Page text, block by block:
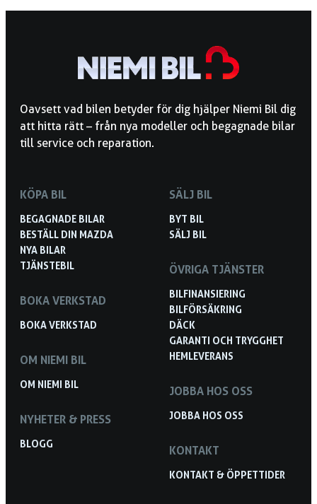
Oavsett vad bilen betyder för dig hjälper Niemi Bil dig
att hitta rätt – från nya modeller och begagnade bilar
till service och reparation.
KÖPA BIL
BEGAGNADE BILAR
BESTÄLL DIN MAZDA
NYA BILAR
TJÄNSTEBIL
BOKA VERKSTAD
BOKA VERKSTAD
OM NIEMI BIL
OM NIEMI BIL
NYHETER & PRESS
BLOGG
SÄLJ BIL
BYT BIL
SÄLJ BIL
ÖVRIGA TJÄNSTER
BILFINANSIERING
BILFÖRSÄKRING
DÄCK
GARANTI OCH TRYGGHET
HEMLEVERANS
JOBBA HOS OSS
JOBBA HOS OSS
KONTAKT
KONTAKT & ÖPPETTIDER